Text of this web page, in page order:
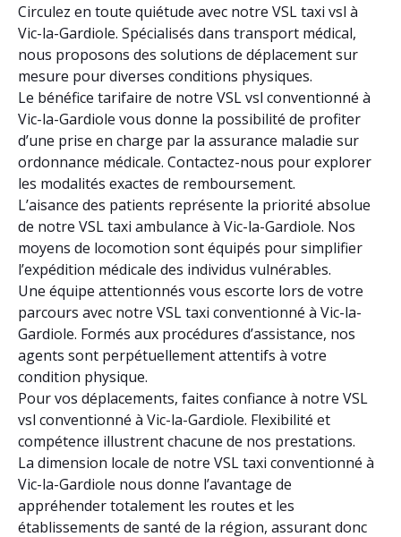
Circulez en toute quiétude avec notre VSL taxi vsl à
Vic-la-Gardiole. Spécialisés dans transport médical,
nous proposons des solutions de déplacement sur
mesure pour diverses conditions physiques.
Le bénéfice tarifaire de notre VSL vsl conventionné à
Vic-la-Gardiole vous donne la possibilité de profiter
d’une prise en charge par la assurance maladie sur
ordonnance médicale. Contactez-nous pour explorer
les modalités exactes de remboursement.
L’aisance des patients représente la priorité absolue
de notre VSL taxi ambulance à Vic-la-Gardiole. Nos
moyens de locomotion sont équipés pour simplifier
l’expédition médicale des individus vulnérables.
Une équipe attentionnés vous escorte lors de votre
parcours avec notre VSL taxi conventionné à Vic-la-
Gardiole. Formés aux procédures d’assistance, nos
agents sont perpétuellement attentifs à votre
condition physique.
Pour vos déplacements, faites confiance à notre VSL
vsl conventionné à Vic-la-Gardiole. Flexibilité et
compétence illustrent chacune de nos prestations.
La dimension locale de notre VSL taxi conventionné à
Vic-la-Gardiole nous donne l’avantage de
appréhender totalement les routes et les
établissements de santé de la région, assurant donc